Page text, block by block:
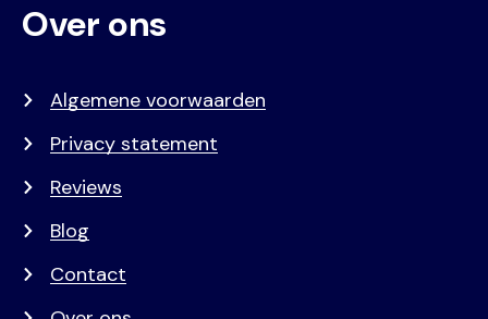
Over ons
Algemene voorwaarden
Privacy statement
Reviews
Blog
Contact